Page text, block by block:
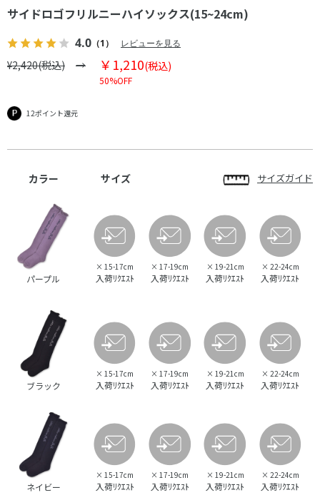
サイドロゴフリルニーハイソックス(15~24cm)
4.0 （1） レビューを見る
¥2,420(税込) ￥1,210(税込)
50%OFF
12ポイント還元
カラー サイズ サイズガイド
パープル
× 15-17cm
入荷ﾘｸｴｽﾄ
× 17-19cm
入荷ﾘｸｴｽﾄ
× 19-21cm
入荷ﾘｸｴｽﾄ
× 22-24cm
入荷ﾘｸｴｽﾄ
ブラック
× 15-17cm
入荷ﾘｸｴｽﾄ
× 17-19cm
入荷ﾘｸｴｽﾄ
× 19-21cm
入荷ﾘｸｴｽﾄ
× 22-24cm
入荷ﾘｸｴｽﾄ
ネイビー
× 15-17cm
入荷ﾘｸｴｽﾄ
× 17-19cm
入荷ﾘｸｴｽﾄ
× 19-21cm
入荷ﾘｸｴｽﾄ
× 22-24cm
入荷ﾘｸｴｽﾄ